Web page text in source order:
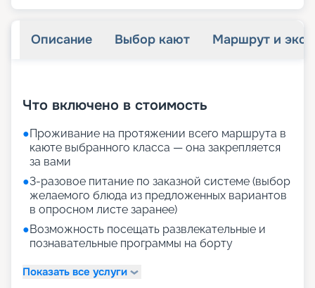
Описание Выбор кают Маршрут и
Что включено в стоимость
●Проживание на протяжении всего маршрута в
каюте выбранного класса — она закрепляется
за вами
●3-разовое питание по заказной системе (выбор
желаемого блюда из предложенных вариантов
в опросном листе заранее)
●Возможность посещать развлекательные и
познавательные программы на борту
Показать все услуги